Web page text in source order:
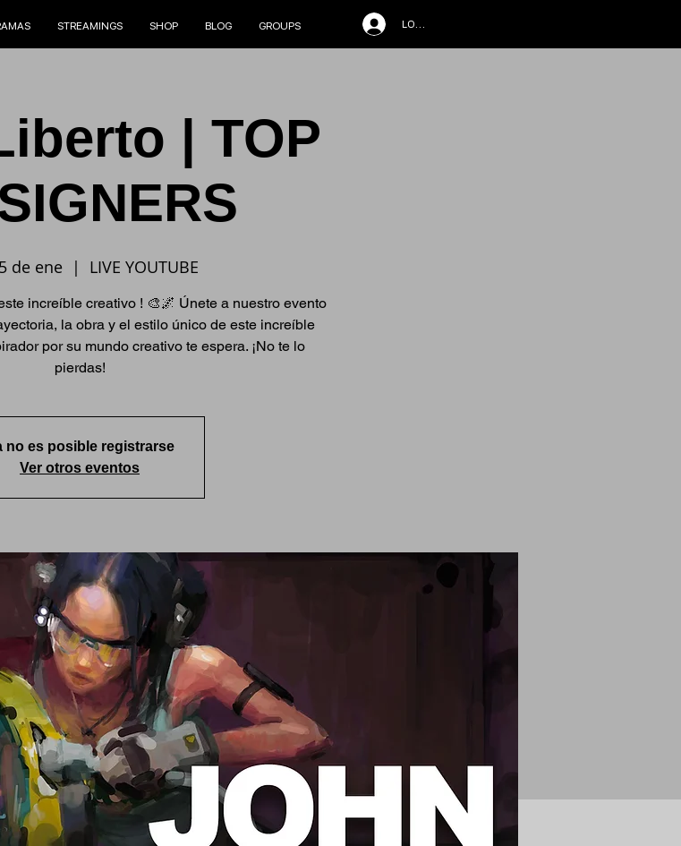
STREAMINGS SHOP BLOG GROUPS LOG IN
| TOP
de ene
  |
LIVE YOUTUBE
increíble creativo ! 🎨🌌 Únete a nuestro evento
la obra y el estilo único de este increíble
por su mundo creativo te espera. ¡No te lo
pierdas!
no es posible registrarse
Ver otros eventos